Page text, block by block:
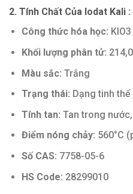
2. Tính Chất Của Iodat Kali :
Công thức hóa học: KIO3
Khối lượng phân tử:
Màu sắc: Trắng
Trạng thái: Dạng tinh
Tính tan: Tan trong
Điểm nóng chảy: 560°C
Số CAS: 7758-05-6
HS Code: 28299010